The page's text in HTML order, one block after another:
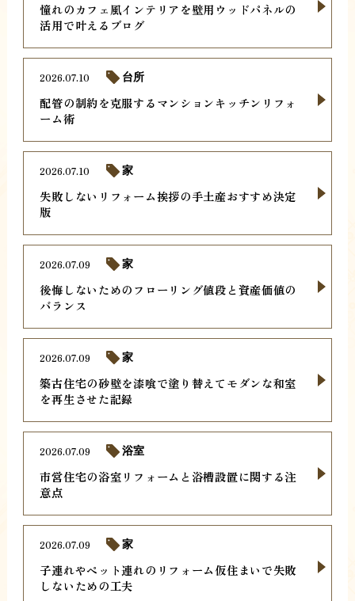
憧れのカフェ風インテリアを壁用ウッドパネルの
活用で叶えるブログ
配管の制約を克服するマンションキッチンリフォ
ーム術
2026.07.10 台所
失敗しないリフォーム挨拶の手土産おすすめ決定
版
2026.07.10 家
後悔しないためのフローリング値段と資産価値の
バランス
2026.07.09 家
築古住宅の砂壁を漆喰で塗り替えてモダンな和室
を再生させた記録
2026.07.09 家
市営住宅の浴室リフォームと浴槽設置に関する注
意点
2026.07.09 浴室
子連れやペット連れのリフォーム仮住まいで失敗
しないための工夫
2026.07.09 家